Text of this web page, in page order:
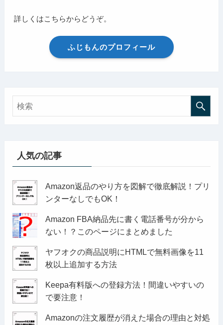
詳しくはこちらからどうぞ。
ふじもんのプロフィール
人気の記事
Amazon返品のやり方を図解で徹底解説！プリ
ンターなしでもOK！
Amazon FBA納品先に書く電話番号が分から
ない！？このページにまとめました
ヤフオクの商品説明にHTMLで無料画像を11
枚以上追加する方法
Keepa有料版への登録方法！間違いやすいの
で要注意！
Amazonの注文履歴が消えた場合の理由と対処